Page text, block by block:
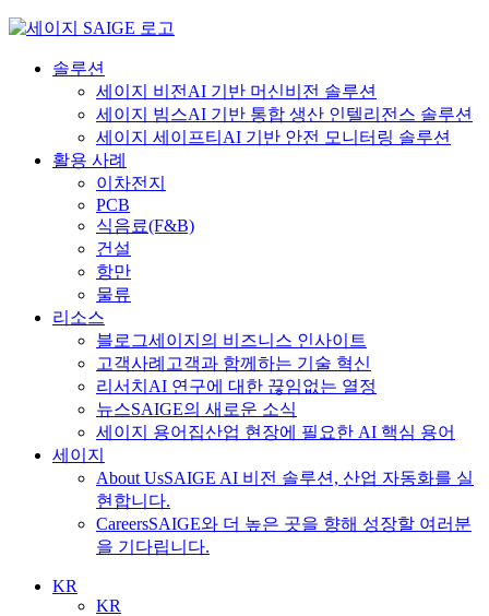
Skip
content솔루션
세이지 비전 AI 기반 머신비전 솔루션
세이지 빔스AI 기반 통합 생산 인텔리전스 솔루션
세이지 세이프티 AI 기반 안전 모니터링 솔루션
활용 사례
이차전지
PCB
식음료(F&B)
건설
항만
물류
리소스
블로그세이지의 비즈니스 인사이트
고객사례 고객과 함께하는 기술 혁신
리서치 AI 연구에 대한 끊임없는 열정
뉴스SAIGE의 새로운 소식
세이지 용어집산업 현장에 필요한 AI 핵심 용어
세이지
About UsSAIGE AI 비전 솔루션, 산업 자동화를 실
현합니다.
CareersSAIGE와 더 높은 곳을 향해 성장할 여러분
을 기다립니다.
KR
KR